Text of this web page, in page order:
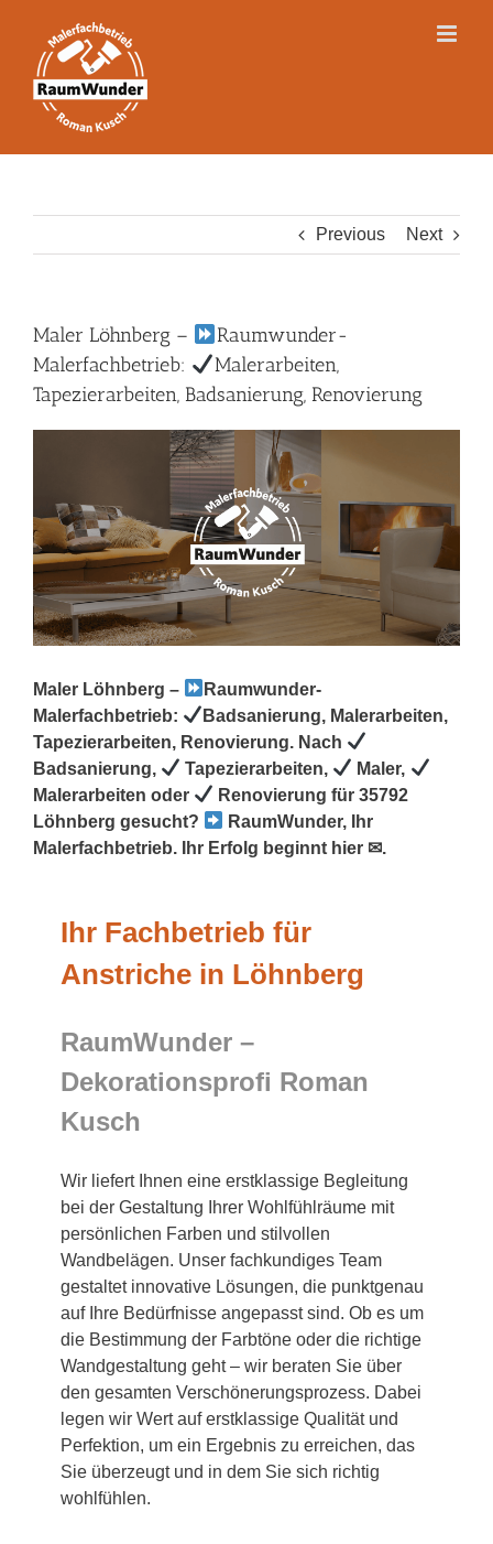
content
Previous Next
Maler Löhnberg –
Raumwunder-
Malerfachbetrieb:
Malerarbeiten,
Tapezierarbeiten, Badsanierung, Renovierung
Maler Löhnberg –
Raumwunder-
Malerfachbetrieb:
Badsanierung, Malerarbeiten,
Tapezierarbeiten, Renovierung. Nach
Badsanierung,
Tapezierarbeiten,
Maler,
Malerarbeiten oder
Renovierung für 35792
Löhnberg gesucht?
RaumWunder, Ihr
Malerfachbetrieb. Ihr Erfolg beginnt hier ✉.
Ihr Fachbetrieb für
Anstriche in Löhnberg
RaumWunder –
Dekorationsprofi Roman
Kusch
Wir liefert Ihnen eine erstklassige Begleitung
bei der Gestaltung Ihrer Wohlfühlräume mit
persönlichen Farben und stilvollen
Wandbelägen. Unser fachkundiges Team
gestaltet innovative Lösungen, die punktgenau
auf Ihre Bedürfnisse angepasst sind. Ob es um
die Bestimmung der Farbtöne oder die richtige
Wandgestaltung geht – wir beraten Sie über
den gesamten Verschönerungsprozess. Dabei
legen wir Wert auf erstklassige Qualität und
Perfektion, um ein Ergebnis zu erreichen, das
Sie überzeugt und in dem Sie sich richtig
wohlfühlen.